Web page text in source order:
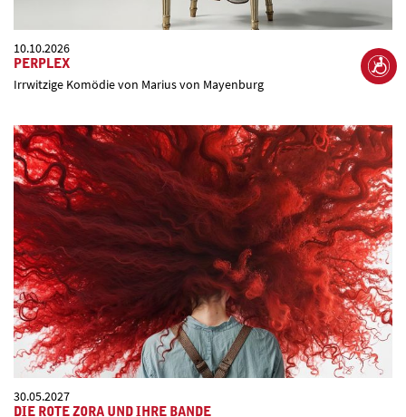
10.10.2026
PERPLEX
Irrwitzige Komödie von Marius von Mayenburg
30.05.2027
DIE ROTE ZORA UND IHRE BANDE